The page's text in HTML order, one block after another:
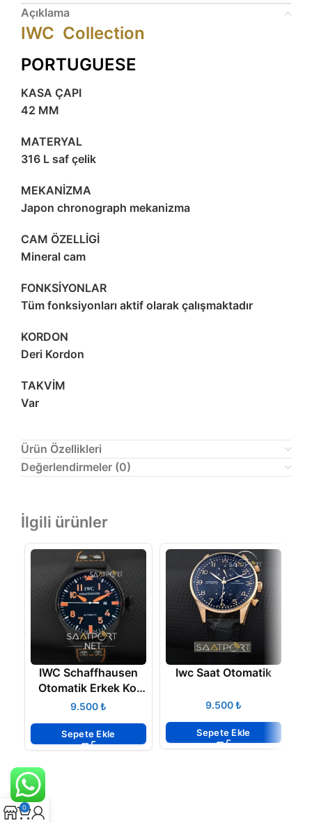
Açıklama
IWC Collection
PORTUGUESE
KASA ÇAPI
42 MM
MATERYAL
316 L saf çelik
MEKANİZMA
Japon chronograph mekanizma
CAM ÖZELLİGİ
Mineral cam
FONKSİYONLAR
Tüm fonksiyonları aktif olarak çalışmaktadır
KORDON
Deri Kordon
TAKVİM
Var
Ürün Özellikleri
Değerlendirmeler (0)
İlgili ürünler
IWC Schaffhausen
Otomatik Erkek Kol
Saati₺
Sepete Ekle
Iwc Saat Otomatik
₺
Sepete Ekle
0